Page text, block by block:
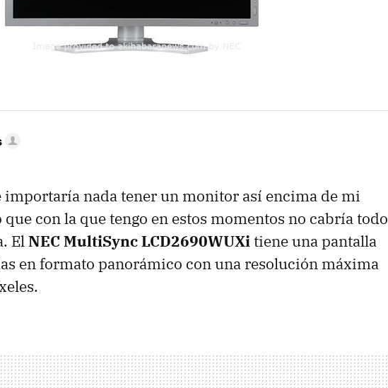
importaría nada tener un monitor así encima de mi
que con la que tengo en estos momentos no cabría todo
ElNEC MultiSync LCD2690WUXi tiene una pantalla
en formato panorámico con una resolución máxima